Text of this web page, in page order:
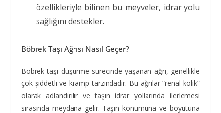
özellikleriyle bilinen bu meyveler, idrar yolu
sağlığını destekler.
Böbrek Taşı Ağrısı Nasıl Geçer?
Böbrek taşı düşürme sürecinde yaşanan ağrı, genellikle
çok şiddetli ve kramp tarzındadır. Bu ağrılar “renal kolik”
olarak adlandırılır ve taşın idrar yollarında ilerlemesi
sırasında meydana gelir. Taşın konumuna ve boyutuna